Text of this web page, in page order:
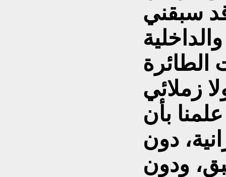
سبقني
زملائي
بأن
دون
ودون